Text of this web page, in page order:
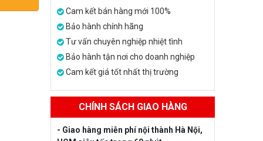
Cam kết bán hàng mới 100%
Bảo hành chính hãng
Tư vấn chuyên nghiệp nhiệt tình
Bảo hành tận nơi cho doanh nghiệp
Cam kết giá tốt nhất thị trường
CHÍNH SÁCH GIAO HÀNG
- Giao hàng miễn phí nội thành Hà Nội,